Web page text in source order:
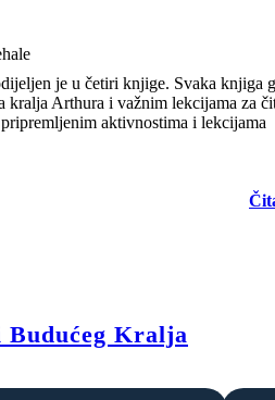
je u četiri knjige. Svaka knjiga
kralja Arthura i važnim lekcijama za
aktivnostima i lekcijama
Budućeg Kralja